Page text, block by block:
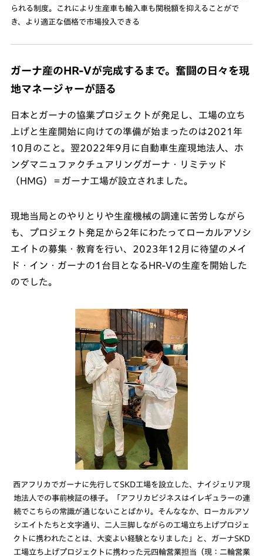
られる制度。これにより生産車も輸入車も関税額を抑えることがで
き、より適正な価格で市場投入できる
ガーナ産のHR-Vが完成するまで。奮闘の日々を現
地マネージャーが語る
日本とガーナの協業プロジェクトが発足し、工場の立ち
上げと生産開始に向けての準備が始まったのは2021年
10月のこと。翌2022年9月に自動車生産現地法人、ホ
ンダマニュファクチュアリングガーナ・リミテッド
（HMG）＝ガーナ工場が設立されました。
現地当局とのやりとりや生産機械の調達に苦労しながら
も、プロジェクト発足から2年にわたってローカルアソシ
エイトの募集・教育を行い、2023年12月に待望のメイ
ド・イン・ガーナの1台目となるHR-Vの生産を開始した
のでした。
西アフリカでガーナに先行してSKD工場を設立した、ナイジェリア現
地法人での事前検証の様子。「アフリカビジネスはイレギュラーの連
続でこちらの常識が通じないことばかり。そんななか、ローカルアソ
シエイトたちと文字通り、二人三脚しながらの工場立ち上げプロジェ
クトに携われたことは、大変よい経験となりました」と、ガーナSKD
工場立ち上げプロジェクトに携わった元四輪営業担当（現：二輪営業